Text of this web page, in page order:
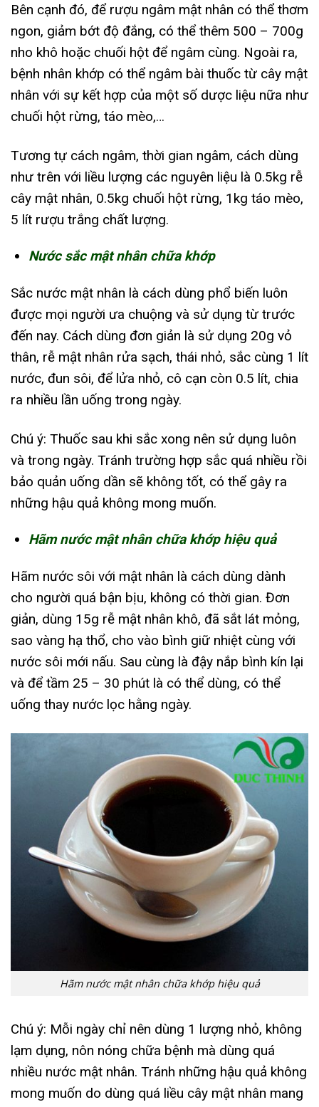
Bên cạnh đó, để rượu ngâm mật nhân có thể thơm
ngon, giảm bớt độ đắng, có thể thêm 500 – 700g
nho khô hoặc chuối hột để ngâm cùng. Ngoài ra,
bệnh nhân khớp có thể ngâm bài thuốc từ cây mật
nhân với sự kết hợp của một số dược liệu nữa như
chuối hột rừng, táo mèo,…
Tương tự cách ngâm, thời gian ngâm, cách dùng
như trên với liều lượng các nguyên liệu là 0.5kg rễ
cây mật nhân, 0.5kg chuối hột rừng, 1kg táo mèo,
5 lít rượu trắng chất lượng.
Nước sắc mật nhân chữa khớp
Sắc nước mật nhân là cách dùng phổ biến luôn
được mọi người ưa chuộng và sử dụng từ trước
đến nay. Cách dùng đơn giản là sử dụng 20g vỏ
thân, rễ mật nhân rửa sạch, thái nhỏ, sắc cùng 1 lít
nước, đun sôi, để lửa nhỏ, cô cạn còn 0.5 lít, chia
ra nhiều lần uống trong ngày.
Chú ý: Thuốc sau khi sắc xong nên sử dụng luôn
và trong ngày. Tránh trường hợp sắc quá nhiều rồi
bảo quản uống dần sẽ không tốt, có thể gây ra
những hậu quả không mong muốn.
Hãm nước mật nhân chữa khớp hiệu quả
Hãm nước sôi với mật nhân là cách dùng dành
cho người quá bận bịu, không có thời gian. Đơn
giản, dùng 15g rễ mật nhân khô, đã sắt lát mỏng,
sao vàng hạ thổ, cho vào bình giữ nhiệt cùng với
nước sôi mới nấu. Sau cùng là đậy nắp bình kín lại
và để tầm 25 – 30 phút là có thể dùng, có thể
uống thay nước lọc hằng ngày.
Hãm nước mật nhân chữa khớp hiệu quả
Chú ý: Mỗi ngày chỉ nên dùng 1 lượng nhỏ, không
lạm dụng, nôn nóng chữa bệnh mà dùng quá
nhiều nước mật nhân. Tránh những hậu quả không
mong muốn do dùng quá liều cây mật nhân mang